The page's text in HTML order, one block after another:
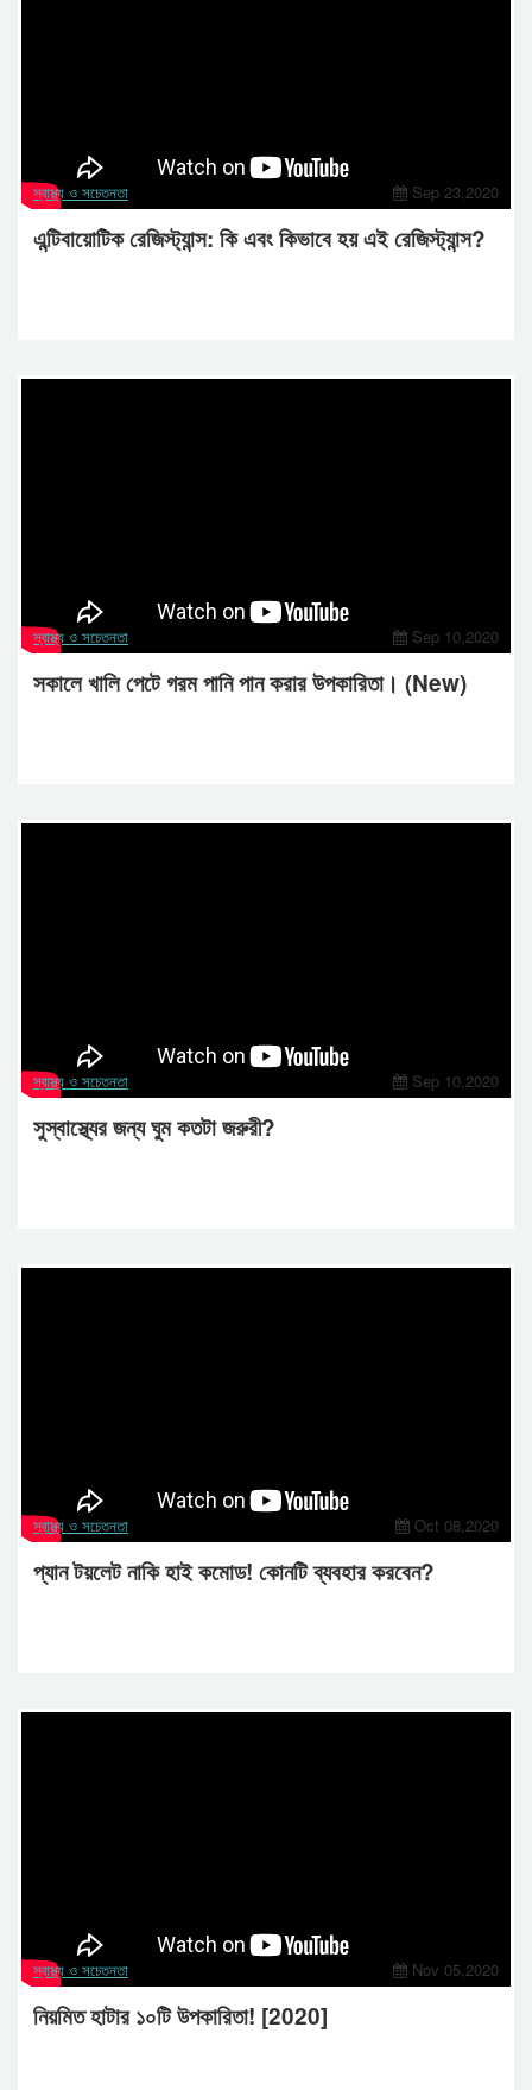
স্বাস্থ্য ও সচেতনতা Sep 23,2020
এন্টিবায়োটিক রেজিস্ট্যান্স: কি এবং কিভাবে হয় এই রেজিস্ট্যান্স?
স্বাস্থ্য ও সচেতনতা Sep 10,2020
সকালে খালি পেটে গরম পানি পান করার উপকারিতা। (New)
স্বাস্থ্য ও সচেতনতা Sep 10,2020
সুস্বাস্থ্যের জন্য ঘুম কতটা জরুরী?
স্বাস্থ্য ও সচেতনতা Oct 08,2020
প্যান টয়লেট নাকি হাই কমোড! কোনটি ব্যবহার করবেন?
স্বাস্থ্য ও সচেতনতা Nov 05,2020
নিয়মিত হাটার ১০টি উপকারিতা! [2020]